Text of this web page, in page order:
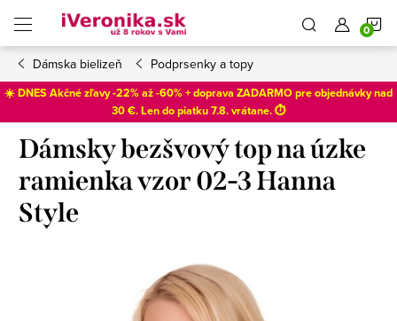
obsah
Dámska bielizeň Podprsenky a topy
☀️ DNES Akčné zľavy -22% až -60% + doprava ZADARMO pre objednávky nad
30 €. Len dopiatku 7.8. vrátane. ⏱️
Dámsky bezšvový top na úzke
ramienka vzor 02-3 Hanna
Style